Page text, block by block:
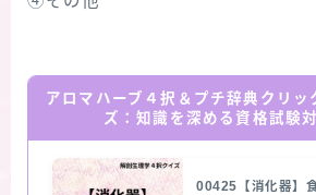
アロマハーブ４択＆プチ辞典クリッ
ズ：知識を深める資格試験
00425【消化器】